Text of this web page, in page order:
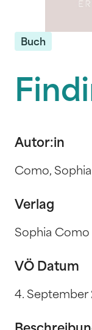
Buch
Autor:in
Como, Sophia
Verlag
Sophia Como
VÖ Datum
4. September